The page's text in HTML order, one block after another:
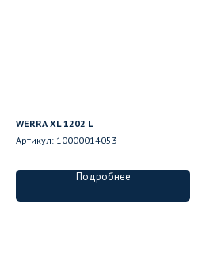
WERRA XL 1202 L
Артикул: 10000014053
Подробнее